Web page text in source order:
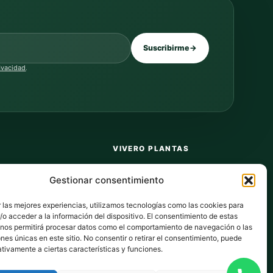
Gestionar consentimiento
las mejores experiencias, utilizamos tecnologías como las cookies para
o acceder a la información del dispositivo. El consentimiento de estas
permitirá procesar datos como el comportamiento de navegación o las
únicas en este sitio. No consentir o retirar el consentimiento, puede
a ciertas características y funciones.
Suscribirme→
.
VIVERO PLANTAS
Privacidad
Cookies